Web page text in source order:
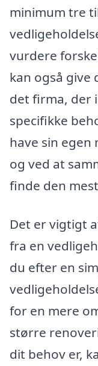
minimum tre
vurdere
kan også
det firma, der
specifikke
have sin egen
og ved at
finde den
Det er vigtigt
fra en
du efter en
for en mere
større
dit behov er,